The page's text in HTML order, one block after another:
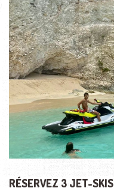
RÉSERVEZ 3 JET-SKIS